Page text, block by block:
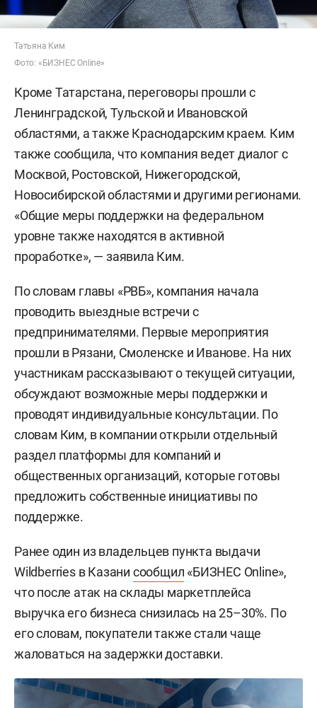
Татьяна Ким
Фото: «БИЗНЕС Online»
Кроме Татарстана, переговоры прошли с
Ленинградской, Тульской и Ивановской
областями, а также Краснодарским краем. Ким
также сообщила, что компания ведет диалог с
Москвой, Ростовской, Нижегородской,
Новосибирской областями и другими регионами.
«Общие меры поддержки на федеральном
уровне также находятся в активной
проработке», — заявила Ким.
По словам главы «РВБ», компания начала
проводить выездные встречи с
предпринимателями. Первые мероприятия
прошли в Рязани, Смоленске и Иванове. На них
участникам рассказывают о текущей ситуации,
обсуждают возможные меры поддержки и
проводят индивидуальные консультации. По
словам Ким, в компании открыли отдельный
раздел платформы для компаний и
общественных организаций, которые готовы
предложить собственные инициативы по
поддержке.
Ранее один из владельцев пункта выдачи
Wildberries в Казани сообщил «БИЗНЕС Online»,
что после атак на склады маркетплейса
выручка его бизнеса снизилась на 25–30%. По
его словам, покупатели также стали чаще
жаловаться на задержки доставки.